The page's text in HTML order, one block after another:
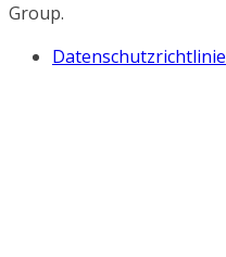
Group.
Datenschutzrichtlinie